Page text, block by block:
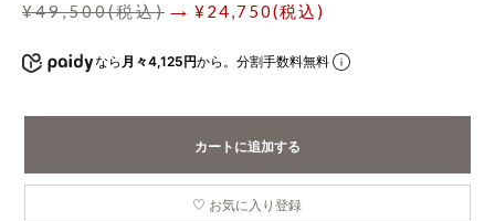
¥49,500(税込) → ¥24,750(税込)
なら 月々4,125円から。分割手数料無料
カートに追加する
お気に入り登録